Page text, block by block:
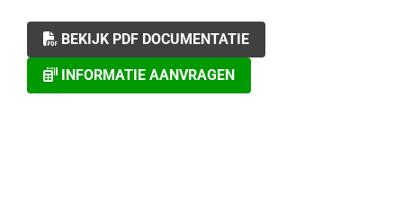
BEKIJK PDF DOCUMENTATIE
INFORMATIE AANVRAGEN